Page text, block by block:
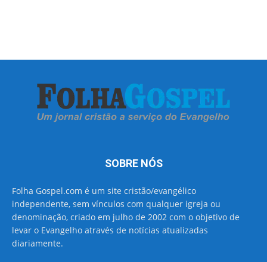
SOBRE NÓS
Folha Gospel.com é um site cristão/evangélico
independente, sem vínculos com qualquer igreja ou
denominação, criado em julho de 2002 com o objetivo de
levar o Evangelho através de notícias atualizadas
diariamente.